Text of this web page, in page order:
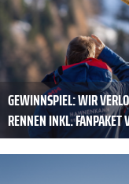
GEWINNSPIEL: WIR
RENNEN INKL. FANPAKET